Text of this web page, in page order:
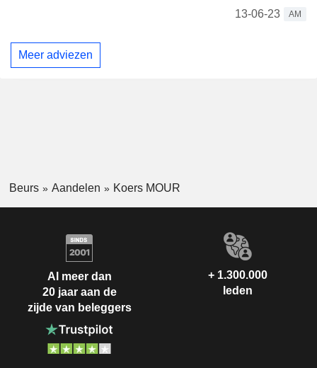
13-06-23
AM
Meer adviezen
Beurs Aandelen Koers MOUR
Al meer dan
20 jaar aan de
zijde van beleggers
+ 1.300.000
leden